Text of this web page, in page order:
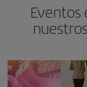
Eventos